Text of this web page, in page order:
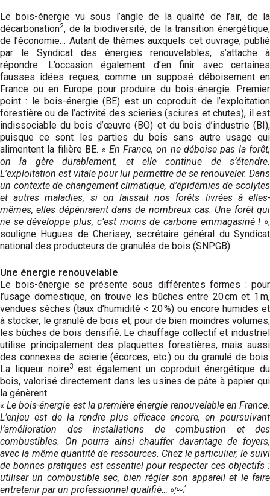
Le bois-énergie vu sous l’angle de la qualité de l’air, de la
décarbonation2, de la biodiversité, de la transition énergétique,
de l’économie… Autant de thèmes auxquels cet ouvrage, publié
par le Syndi­cat des énergies renouvelables, s’attache à
répondre. L’occasion également d’en finir avec certaines
fausses idées reçues, comme un supposé déboisement en
France ou en Europe pour produire du bois-énergie. Premier
point : le bois-énergie (BE) est un coproduit de l’exploitation
forestière ou de l’activité des scieries (sciures et chutes), il est
indissociable du bois d’œuvre (BO) et du bois d’industrie (BI),
puisque ce sont les parties du bois sans autre usage qui
alimentent la filière BE. « En France, on ne déboise pas la forêt,
on la gère durablement, et elle continue de s’étendre.
L’exploitation est vitale pour lui permettre de se renouveler. Dans
un contexte de changement climatique, d’épidémies de scolytes
et autres maladies, si on laissait nos forêts livrées à elles-
mêmes, elles dépériraient dans de nombreux cas. Une forêt qui
ne se développe plus, c’est moins de carbone emmagasiné ! »,
souligne Hugues de Cherisey, secrétaire général du Syndicat
national des producteurs de granulés de bois (SNPGB).
Une énergie renouvelable
Le bois-énergie se présente sous différentes formes : pour
l’usage domestique, on trouve les bûches entre 20 cm et 1 m,
vendues sèches (taux d’humidité < 20 %) ou encore humides et
à stocker, le granulé de bois et, pour de bien moindres volumes,
les bûches de bois densifié. Le chauffage collectif et industriel
utilise principalement des plaquettes forestières, mais aussi
des connexes de scierie (écorces, etc.) ou du granulé de bois.
La liqueur noire3 est également un coproduit énergétique du
bois, valorisé directement dans les usines de pâte à papier qui
la génèrent.
« Le bois-énergie est la première énergie renouvelable en France.
L’enjeu est de la rendre plus efficace encore, en poursui­vant
l’amélioration des installations de combustion et des
combustibles. On pourra ainsi chauffer davantage de foyers,
avec la même quantité de ressources. Chez le particulier, le suivi
de bonnes pratiques est essentiel pour respecter ces objectifs :
utiliser un combustible sec, bien régler son appareil et le faire
entretenir par un professionnel qualifié… »